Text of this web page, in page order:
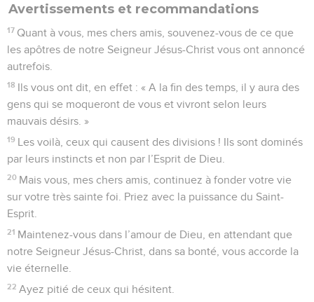
Avertissements et recommandations
17 Quant à vous, mes chers amis, souvenez-vous de ce que
les apôtres de notre Seigneur Jésus-Christ vous ont annoncé
autrefois.
18 Ils vous ont dit, en effet : « A la fin des temps, il y aura des
gens qui se moqueront de vous et vivront selon leurs
mauvais désirs. »
19 Les voilà, ceux qui causent des divisions ! Ils sont dominés
par leurs instincts et non par l’Esprit de Dieu.
20 Mais vous, mes chers amis, continuez à fonder votre vie
sur votre très sainte foi. Priez avec la puissance du Saint-
Esprit.
21 Maintenez-vous dans l’amour de Dieu, en attendant que
notre Seigneur Jésus-Christ, dans sa bonté, vous accorde la
vie éternelle.
22 Ayez pitié de ceux qui hésitent.